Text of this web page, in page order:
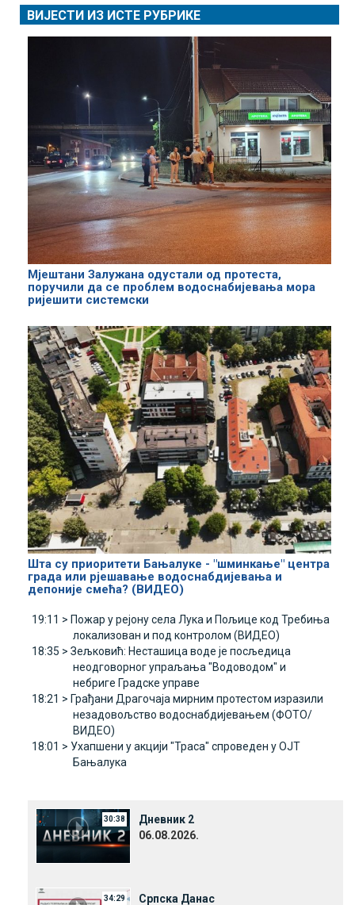
ВИЈЕСТИ ИЗ ИСТЕ РУБРИКЕ
Мјештани Залужана одустали од протеста,
поручили да се проблем водоснабијевања мора
ријешити системски
Шта су приоритети Бањалуке - "шминкање" центра
града или рјешавање водоснабдијевања и
депоније смећа? (ВИДЕО)
19:11 > Пожар у рејону села Лука и Пољице код Требиња
локализован и под контролом (ВИДЕО)
18:35 > Зељковић: Несташица воде је посљедица
неодговорног упраљања "Водоводом" и
небриге Градске управе
18:21 > Грађани Драгочаја мирним протестом изразили
незадовољство водоснабдијевањем (ФОТО/
ВИДЕО)
18:01 > Ухапшени у акцији "Траса" спроведен у ОЈТ
Бањалука
30:38
Дневник 2
06.08.2026.
34:29 Српска Данас